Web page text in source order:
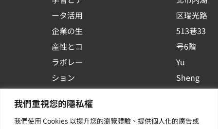
我們重視您的隱私權
我們使用 Cookies 以提升您的瀏覽體驗、提供個人化的廣告或
ータ活用
企業の生
産性とコ
ラボレー
ション
プラット
フォーム
q
u
a
r
e
区瑞光路
513巷33
号6階
Yu
Sheng
| 最新の